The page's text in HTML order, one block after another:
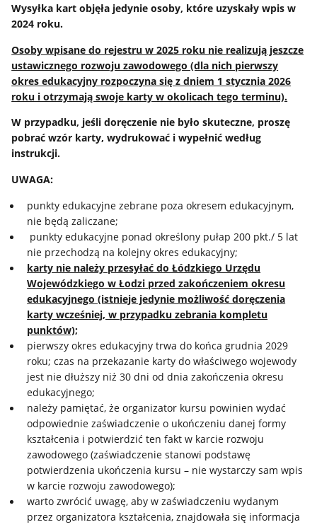
Wysyłka kart objęła jedynie osoby, które uzyskały wpis w
2024 roku.
Osoby wpisane do rejestru w 2025 roku nie realizują jeszcze
ustawicznego rozwoju zawodowego (dla nich pierwszy
okres edukacyjny rozpoczyna się z dniem 1 stycznia 2026
roku i otrzymają swoje karty w okolicach tego terminu).
W przypadku, jeśli doręczenie nie było skuteczne, proszę
pobrać wzór karty, wydrukować i wypełnić według
instrukcji.
UWAGA:
punkty edukacyjne zebrane poza okresem edukacyjnym,
nie będą zaliczane;
punkty edukacyjne ponad określony pułap 200 pkt./ 5 lat
nie przechodzą na kolejny okres edukacyjny;
karty nie należy przesyłać do Łódzkiego Urzędu
Wojewódzkiego w Łodzi przed zakończeniem okresu
edukacyjnego (istnieje jedynie możliwość doręczenia
karty wcześniej, w przypadku zebrania kompletu
punktów);
pierwszy okres edukacyjny trwa do końca grudnia 2029
roku; czas na przekazanie karty do właściwego wojewody
jest nie dłuższy niż 30 dni od dnia zakończenia okresu
edukacyjnego;
należy pamiętać, że organizator kursu powinien wydać
odpowiednie zaświadczenie o ukończeniu danej formy
kształcenia i potwierdzić ten fakt w karcie rozwoju
zawodowego (zaświadczenie stanowi podstawę
potwierdzenia ukończenia kursu – nie wystarczy sam wpis
w karcie rozwoju zawodowego);
warto zwrócić uwagę, aby w zaświadczeniu wydanym
przez organizatora kształcenia, znajdowała się informacja